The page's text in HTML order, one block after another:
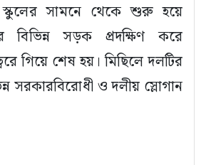
স্কুলের সামনে থেকে শুরু হয়ে
বিভিন্ন সড়ক প্রদক্ষিণ করে
গিয়ে শেষ হয়। মিছিলে দলটির
সরকারবিরোধী ও দলীয় স্লোগান